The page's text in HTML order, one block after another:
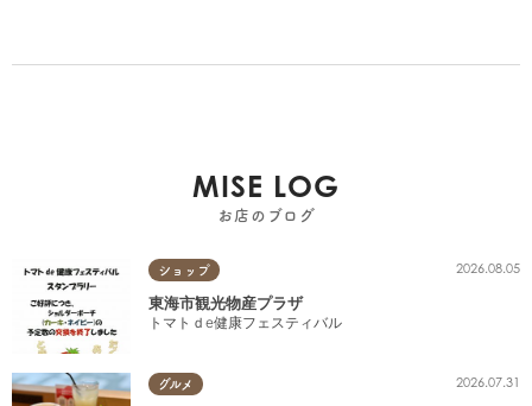
MISE LOG
お店のブログ
ショップ 2026.08.05
東海市観光物産プラザ
トマトｄe健康フェスティバル
グルメ 2026.07.31